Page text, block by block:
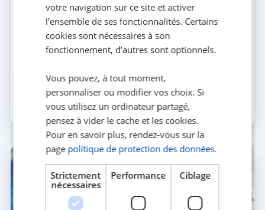
Mutuelle sans carence : un atout pour une
Une mutuelle sans carence pour seniors offre des
avantages indéniables. Découvrez dès lors comment
La team HEYME
votre navigation sur ce site et activer
l’ensemble de ses fonctionnalités. Certains
cookies sont nécessaires à son
fonctionnement, d’autres sont optionnels.
Vous pouvez, à tout moment,
personnaliser ou modifier vos choix. Si
vous utilisez un ordinateur partagé,
pensez à vider le cache et les cookies.
Pour en savoir plus, rendez-vous sur la
page politique de protection des données.
Strictement
nécessaires
Performance Ciblage